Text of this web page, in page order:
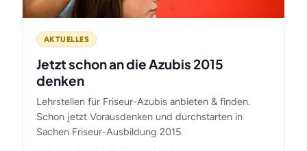
AKTUELLES
Jetzt schon an die Azubis 2015
denken
Lehrstellen für Friseur-Azubis anbieten & finden.
Schon jetzt Vorausdenken und durchstarten in
Sachen Friseur-Ausbildung 2015.